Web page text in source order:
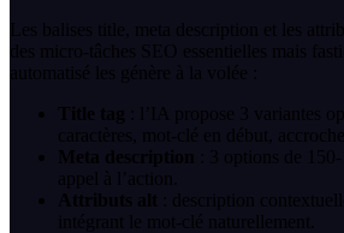
Les balises title, meta description et les
des micro-tâches SEO essentielles mais
automatisé les génère à la volée :
Title tag : l’IA propose 3 variantes
caractères, mot-clé en début,
Meta description : 3 options de
appel à l’action.
Attributs alt : description
intégrant le mot-clé naturellement.